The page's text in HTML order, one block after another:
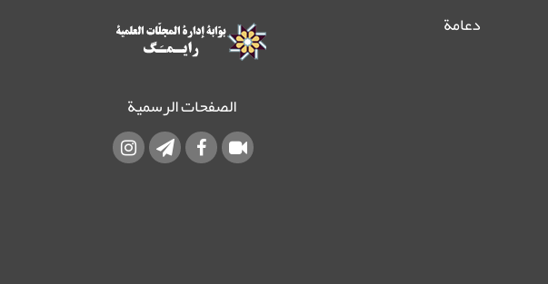
دعامة
الصفحات الرسمية